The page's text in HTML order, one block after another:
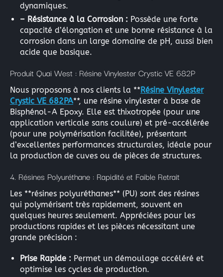
dynamiques.
– Résistance à la Corrosion : Possède une forte
capacité d’élongation et une bonne résistance à la
corrosion dans un large domaine de pH, aussi bien
acide que basique.
Produit Quai West : Résine Vinylester Crystic VE 682P
Nous proposons à nos clients la **Résine Vinylester
Crystic VE 682PA**, une résine vinylester à base de
Bisphénol-A Epoxy. Elle est thixotropée (pour une
application verticale sans coulure) et pré-accélérée
(pour une polymérisation facilitée), présentant
d’excellentes performances structurales, idéale pour
la production de cuves ou de pièces de structures.
4. Résines Polyuréthane : Rapidité et Faible Retrait
Les **résines polyuréthanes** (PU) sont des résines
qui polymérisent très rapidement, souvent en
quelques heures seulement. Appréciées pour les
productions rapides et les pièces nécessitant une
grande précision :
Prise Rapide : Permet un démoulage accéléré et
optimise les cycles de production.
×